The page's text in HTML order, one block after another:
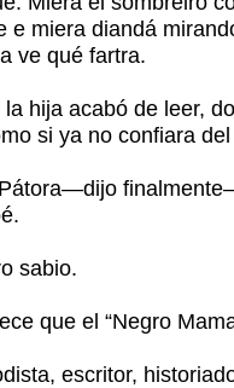
e miera diandá
ve qué fartra.
la hija acabó de leer,
si ya no confiara
sabio.
que el “Negro
escritor,